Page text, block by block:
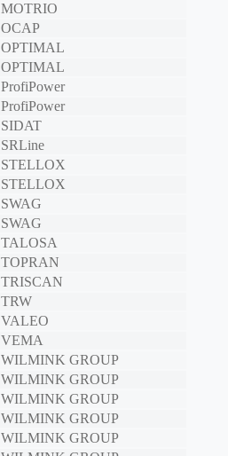
MOTRIO
OCAP
OPTIMAL
OPTIMAL
ProfiPower
ProfiPower
SIDAT
SRLine
STELLOX
STELLOX
SWAG
SWAG
TALOSA
TOPRAN
TRISCAN
TRW
VALEO
VEMA
WILMINK GROUP
WILMINK GROUP
WILMINK GROUP
WILMINK GROUP
WILMINK GROUP